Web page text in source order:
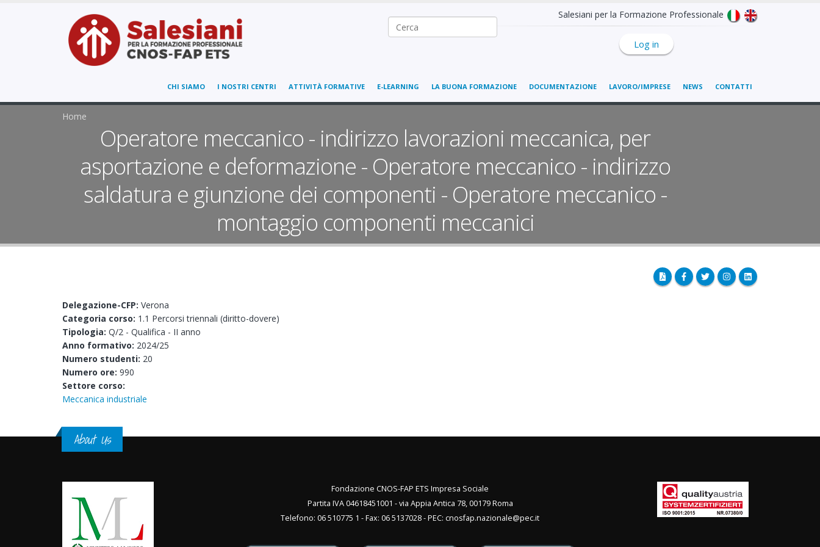
Salesiani per la Formazione Professionale
Log in
Ricerca nel sito
CHI SIAMO I NOSTRI CENTRI ATTIVITÀ FORMATIVE E-LEARNING LA BUONA FORMAZIONE DOCUMENTAZIONE LAVORO/IMPRESE NEWS CONTATTI
Home
Operatore meccanico - indirizzo lavorazioni meccanica, per
asportazione e deformazione - Operatore meccanico - indirizzo
saldatura e giunzione dei componenti - Operatore meccanico -
montaggio componenti meccanici
Delegazione-CFP: Verona
Categoria corso: 1.1 Percorsi triennali (diritto-dovere)
Tipologia: Q/2 - Qualifica - II anno
Anno formativo: 2024/25
Numero studenti: 20
Numero ore: 990
Settore corso:
Meccanica industriale
About Us
Fondazione CNOS-FAP ETS Impresa Sociale
Partita IVA 04618451001 - via Appia Antica 78, 00179 Roma
Telefono: 06 510775 1 - Fax: 06 5137028 - PEC: cnosfap.nazionale@pec.it